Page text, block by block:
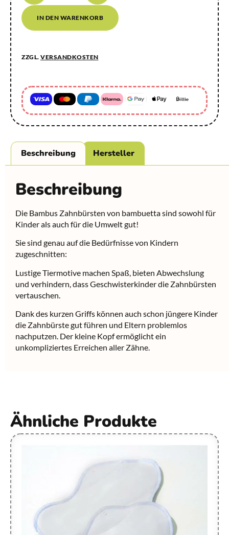
IN DEN WARENKORB
ZZGL. VERSANDKOSTEN
Beschreibung Hersteller
Beschreibung
Die Bambus Zahnbürsten von bambuetta sind sowohl für
Kinder als auch für die Umwelt gut!
Sie sind genau auf die Bedürfnisse von Kindern
zugeschnitten:
Lustige Tiermotive machen Spaß, bieten Abwechslung
und verhindern, dass Geschwisterkinder die Zahnbürsten
vertauschen.
Dank des kurzen Griffs können auch schon jüngere Kinder
die Zahnbürste gut führen und Eltern problemlos
nachputzen. Der kleine Kopf ermöglicht ein
unkompliziertes Erreichen aller Zähne.
Ähnliche Produkte